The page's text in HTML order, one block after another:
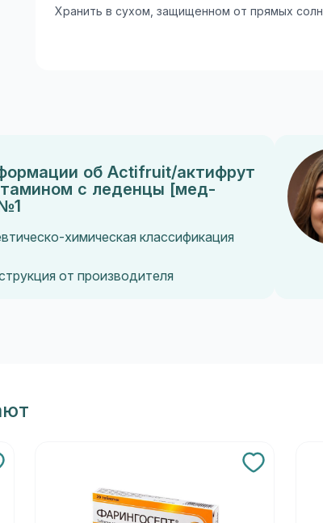
Хранить в сухом, защищенном от прямых
об Actifruit/актифрут
с леденцы [мед-
химическая классификация
от производителя